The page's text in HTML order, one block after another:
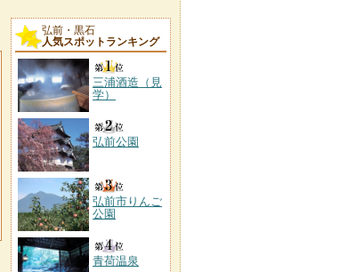
弘前・黒石
人気スポットランキング
三浦酒造（見
学）
弘前公園
弘前市りんご
公園
青荷温泉